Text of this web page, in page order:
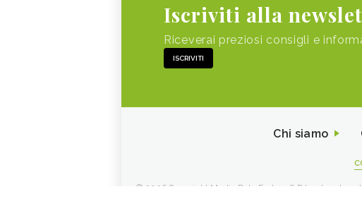
Iscriviti alla
Riceverai preziosi consigli e
ISCRIVITI
Chi siamo
© 2026 Copyright Media Data Factory S.R.L. - I